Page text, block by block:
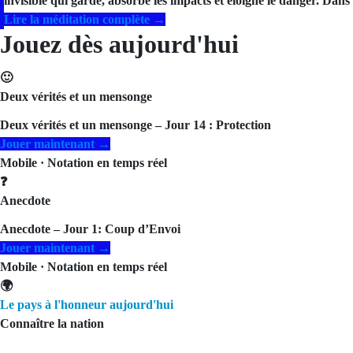
Lire la méditation complète →
Jouez dès aujourd'hui
🙂
Deux vérités et un mensonge
Deux vérités et un mensonge – Jour 14 : Protection
Jouer maintenant →
Mobile · Notation en temps réel
❓
Anecdote
Anecdote – Jour 1: Coup d’Envoi
Jouer maintenant →
Mobile · Notation en temps réel
🌍
Le pays à l'honneur aujourd'hui
Connaître la nation